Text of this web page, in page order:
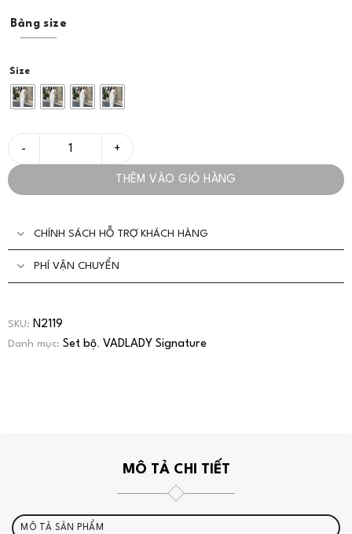
Bảng size
Size
Set Bộ Sóng Vân Áo Cách Điệu Dây Buộc Nhẹ Nhàng -
THÊM VÀO GIỎ HÀNG
CHÍNH SÁCH HỖ TRỢ KHÁCH HÀNG
PHÍ VẬN CHUYỂN
SKU: N2119
Danh mục: Set bộ, VADLADY Signature
MÔ TẢ CHI TIẾT
MÔ TẢ SẢN PHẨM